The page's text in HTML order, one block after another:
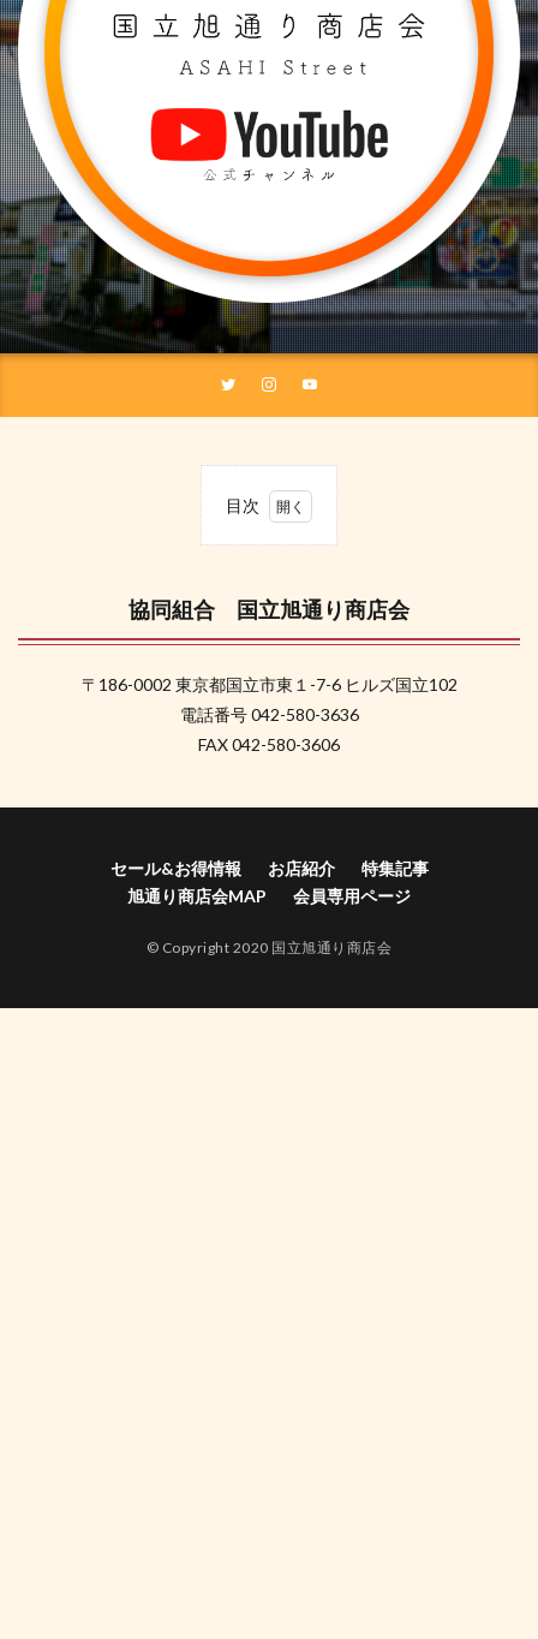
目次
合
国立
旭通
店会
協同組合 国立旭通り商店会
〒186-0002 東京都国立市東１-7-6 ヒルズ国立102
電話番号 042-580-3636
FAX 042-580-3606
セール&お得情報 お店紹介
特集記事
旭通り商店会MAP
会員専用ページ
© Copyright 2020 国立旭通り商店会